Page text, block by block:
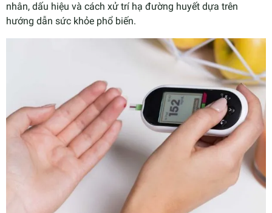
nhân, dấu hiệu và cách xử trí hạ đường huyết dựa trên
hướng dẫn sức khỏe phổ biến.